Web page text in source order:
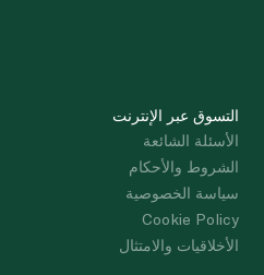
التسوق عبر الإنترنت
الأسئلة الشائعة
الشروط والأحكام
سياسة الخصوصية
Cookie Policy
الأخلاقيات والامتثال